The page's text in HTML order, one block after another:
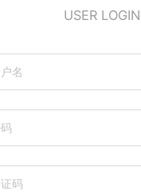
USER LOGIN